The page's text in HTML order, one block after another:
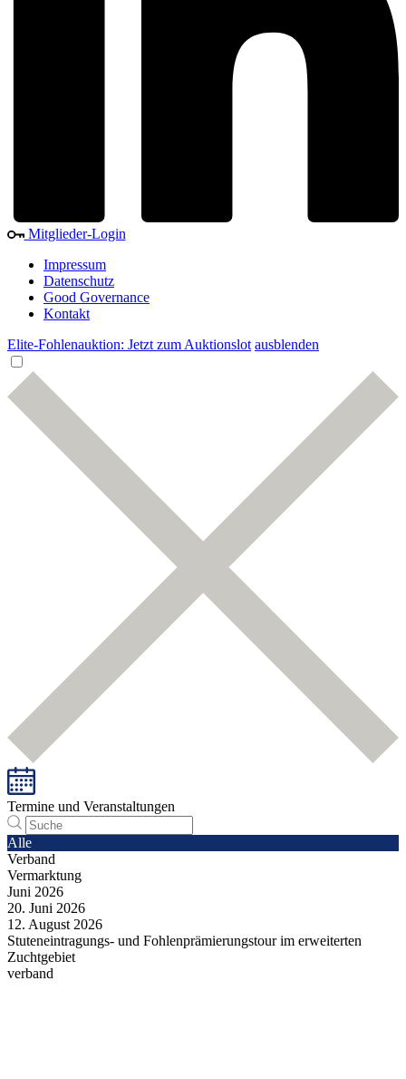
Mitglieder-Login
Impressum
Datenschutz
Good Governance
Kontakt
Elite-Fohlenauktion: Jetzt zum Auktionslot ausblenden
Termine und Veranstaltungen
Alle
Verband
Vermarktung
Juni 2026
20. Juni 2026
12. August 2026
Stuteneintragungs- und Fohlenprämierungstour im erweiterten
Zuchtgebiet
verband